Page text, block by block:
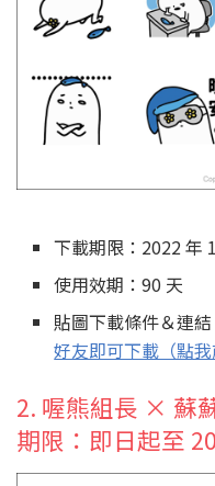
下載期限：2022 年
使用效期：90 天
貼圖下載條件＆連結
好友即可下載（點我
2. 喔熊組長 × 蘇
期限：即日起至